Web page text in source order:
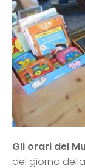
Gli orari del
del giorno